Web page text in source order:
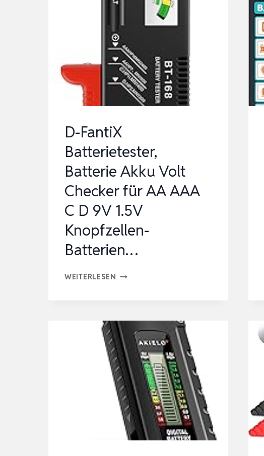
D-FantiX
Batterietester,
Batterie Akku Volt
Checker für AA AAA
C D 9V 1.5V
Knopfzellen-
Batterien…
WEITERLESEN D-
BATTERIE
AKKU
VOLT
CHECKER
FÜR
AA
AAA